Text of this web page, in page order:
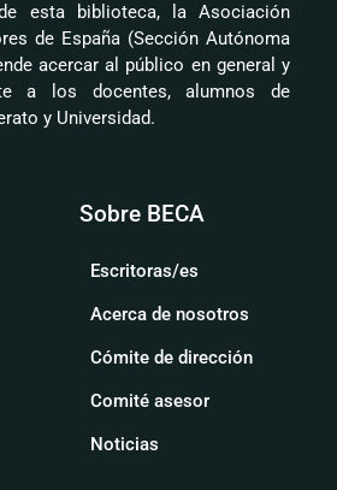
esta biblioteca, la Asociación
de España (Sección Autónoma
acercar al público en general y
a los docentes, alumnos de
y Universidad.
Sobre BECA
Escritoras/es
Acerca de nosotros
Cómite de dirección
Comité asesor
Noticias